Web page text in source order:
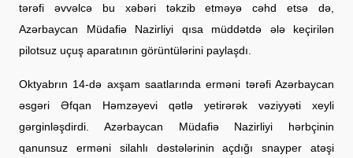
tərəfi əvvəlcə bu xəbəri təkzib etməyə cəhd etsə də,
Azərbaycan Müdafiə Nazirliyi qısa müddətdə ələ keçirilən
pilotsuz uçuş aparatının görüntülərini paylaşdı.
Oktyabrın 14-də axşam saatlarında erməni tərəfi Azərbaycan
əsgəri Əfqan Həmzəyevi qətlə yetirərək vəziyyəti xeyli
gərginləşdirdi. Azərbaycan Müdafiə Nazirliyi hərbçinin
qanunsuz erməni silahlı dəstələrinin açdığı snayper atəşi